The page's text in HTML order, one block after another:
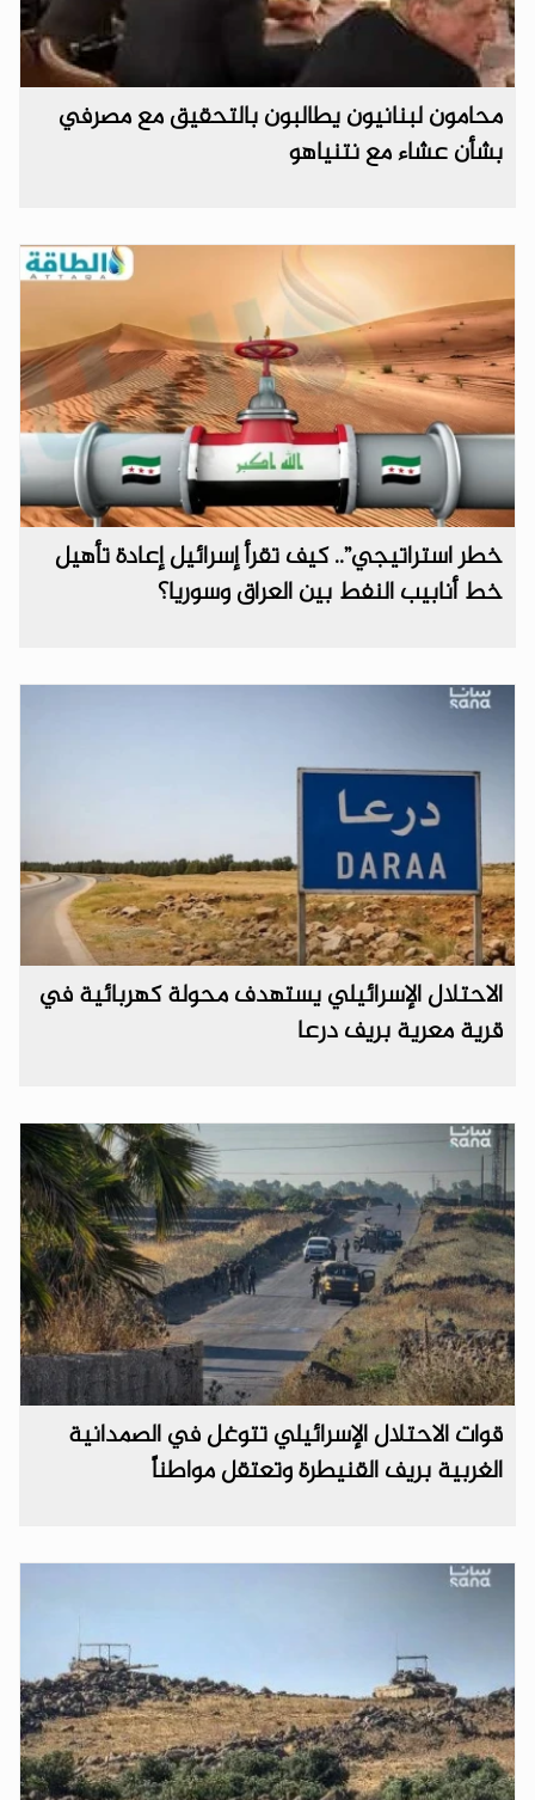
محامون لبنانيون يطالبون بالتحقيق مع مصرفي
بشأن عشاء مع نتنياهو
خطر استراتيجي”.. كيف تقرأ إسرائيل إعادة تأهيل
خط أنابيب النفط بين العراق وسوريا؟
الاحتلال الإسرائيلي يستهدف محولة كهربائية في
قرية معرية بريف درعا
قوات الاحتلال الإسرائيلي تتوغل في الصمدانية
الغربية بريف القنيطرة وتعتقل مواطناً